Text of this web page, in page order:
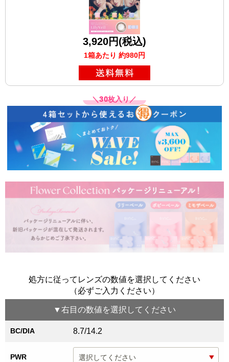
3,920円(税込)
1箱あたり 約980円
＼30枚入り／
処方に従ってレンズの数値を選択してください
（必ずご入力ください）
▼右目 の数値を選択してください
BC/DIA 8.7/14.2
PWR